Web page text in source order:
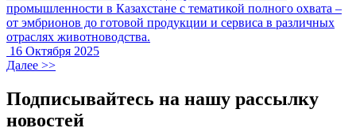
промышленности в Казахстане с тематикой полного охвата –
от эмбрионов до готовой продукции и сервиса в различных
отраслях животноводства.
16 Октября 2025
Далее >>
Подписывайтесь на нашу рассылку
новостей